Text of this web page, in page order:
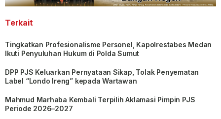
Terkait
Tingkatkan Profesionalisme Personel, Kapolrestabes Medan
Ikuti Penyuluhan Hukum di Polda Sumut
DPP PJS Keluarkan Pernyataan Sikap, Tolak Penyematan
Label “Londo Ireng” kepada Wartawan
Mahmud Marhaba Kembali Terpilih Aklamasi Pimpin PJS
Periode 2026–2027